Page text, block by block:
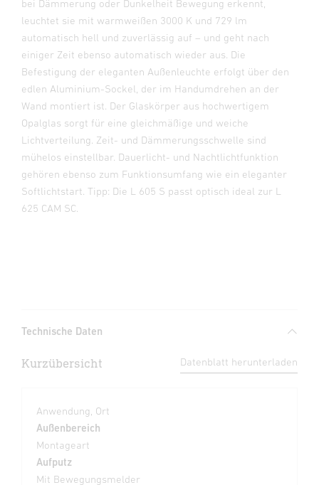
bei Dämmerung oder Dunkelheit Bewegung erkennt,
leuchtet sie mit warmweißen 3000 K und 729 lm
automatisch hell und zuverlässig auf – und geht nach
einiger Zeit ebenso automatisch wieder aus. Die
Befestigung der eleganten Außenleuchte erfolgt über den
edlen Aluminium-Sockel, der im Handumdrehen an der
Wand montiert ist. Der Glaskörper aus hochwertigem
Opalglas sorgt für eine gleichmäßige und weiche
Lichtverteilung. Zeit- und Dämmerungsschwelle sind
mühelos einstellbar. Dauerlicht- und Nachtlichtfunktion
gehören ebenso zum Funktionsumfang wie ein eleganter
Softlichtstart. Tipp: Die L 605 S passt optisch ideal zur L
625 CAM SC.
Technische Daten
Kurzübersicht Datenblatt herunterladen
Anwendung, Ort
Außenbereich
Montageart
Aufputz
Mit Bewegungsmelder